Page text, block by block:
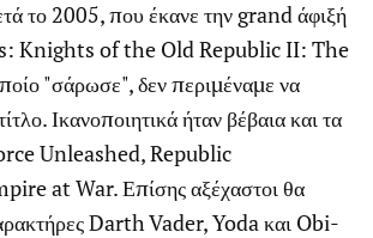
το 2005, που έκανε την grand άφιξή
Knights of the Old Republic II: The
"σάρωσε", δεν περιμέναμε να
Ικανοποιητικά ήταν βέβαια και τα
Unleashed, Republic
at War. Επίσης αξέχαστοι θα
Darth Vader, Yoda και Obi-